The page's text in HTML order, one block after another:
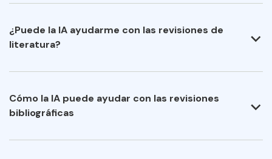
¿Puede la IA ayudarme con las revisiones de
literatura?
Cómo la IA puede ayudar con las revisiones
bibliográficas